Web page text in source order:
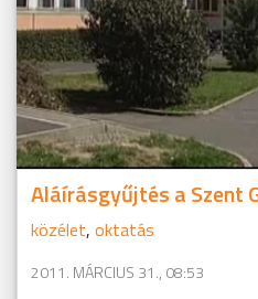
Aláírásgyűjtés a Szent
közélet, oktatás
2011. MÁRCIUS 31., 08:53